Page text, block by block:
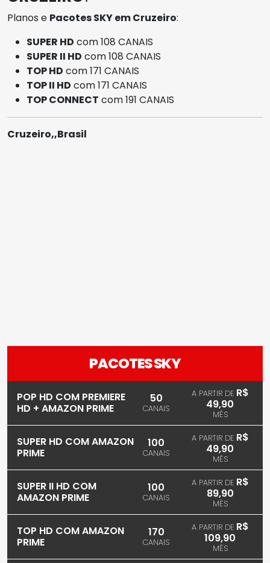
Planos e Pacotes SKY em Cruzeiro:
SUPER HD com 108 CANAIS
SUPER II HD com 108 CANAIS
TOP HD com 171 CANAIS
TOP II HD com 171 CANAIS
TOP CONNECT com 191 CANAIS
Cruzeiro,,Brasil
PACOTES SKY
POP HD COM PREMIERE
HD + AMAZON PRIME
50
CANAIS
A PARTIR DE R$
49,90
MÊS
SUPER HD COM AMAZON
PRIME
100
CANAIS
A PARTIR DE R$
49,90
MÊS
SUPER II HD COM
AMAZON PRIME
100
CANAIS
A PARTIR DE R$
89,90
MÊS
TOP HD COM AMAZON
PRIME
170
CANAIS
A PARTIR DE R$
109,90
MÊS